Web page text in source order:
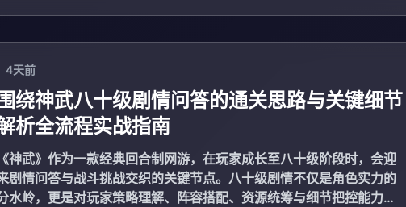
4天前
绕神武八十级剧情问答的通关思路与关键细节
析全流程实战指南
神武》作为一款经典回合制网游，在玩家成长至八十级阶段时，会迎
剧情问答与战斗挑战交织的关键节点。八十级剧情不仅是角色实力的
水岭，更是对玩家策略理解、阵容搭配、资源统筹与细节把控能力的